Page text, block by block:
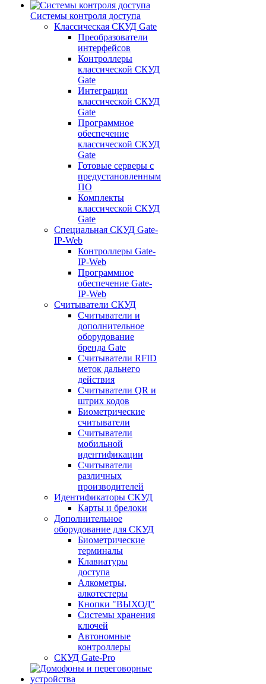
Системы контроля доступа
Классическая СКУД Gate
Преобразователи
интерфейсов
Контроллеры
классической СКУД
Gate
Интеграции
классической СКУД
Gate
Программное
обеспечение
классической СКУД
Gate
Готовые серверы с
предустановленным
ПО
Комплекты
классической СКУД
Gate
Специальная СКУД Gate-
IP-Web
Контроллеры Gate-
IP-Web
Программное
обеспечение Gate-
IP-Web
Считыватели СКУД
Считыватели и
дополнительное
оборудование
бренда Gate
Считыватели RFID
меток дальнего
действия
Считыватели QR и
штрих кодов
Биометрические
считыватели
Считыватели
мобильной
идентификации
Считыватели
различных
производителей
Идентификаторы СКУД
Карты и брелоки
Дополнительное
оборудование для СКУД
Биометрические
терминалы
Клавиатуры
доступа
Алкометры,
алкотестеры
Кнопки "ВЫХОД"
Системы хранения
ключей
Автономные
контроллеры
СКУД Gate-Pro